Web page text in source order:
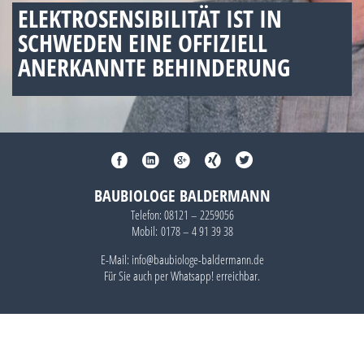
ELEKTROSENSIBILITÄT IST IN
SCHWEDEN EINE OFFIZIELL
ANERKANNTE BEHINDERUNG
BAUBIOLOGE BALDERMANN
Telefon: 08121 – 2259056
Mobil: 0178 – 4 91 39 38
E-Mail: info@baubiologe-baldermann.de
Für Sie auch perWhatsapp!erreichbar.